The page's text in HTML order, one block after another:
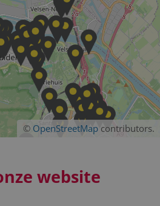
© OpenStreetMapcontributors.
website